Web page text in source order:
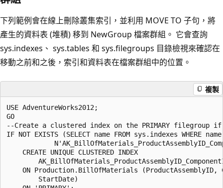
下列範例會在線上刪除叢集索引，並利用 MOVE TO 子句，將
產生的資料表 (堆積) 移到 NewGroup 檔案群組。 它會查詢
sys.indexes、 sys.tables 和 sys.filegroups 目錄檢視來確認在
移動之前和之後，索引和資料表在檔案群組中的位置。
複製
USE AdventureWorks2012;
GO
--Create a clustered index on the PRIMARY filegroup
IF NOT EXISTS (SELECT name FROM sys.indexes WHERE
    CREATE UNIQUE CLUSTERED INDEX
ON Production.BillOfMaterials
        StartDate)